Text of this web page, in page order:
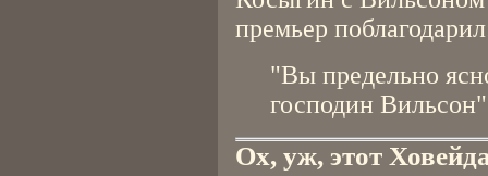
премьер
"Вы предельно
господин
Ох, уж, этот